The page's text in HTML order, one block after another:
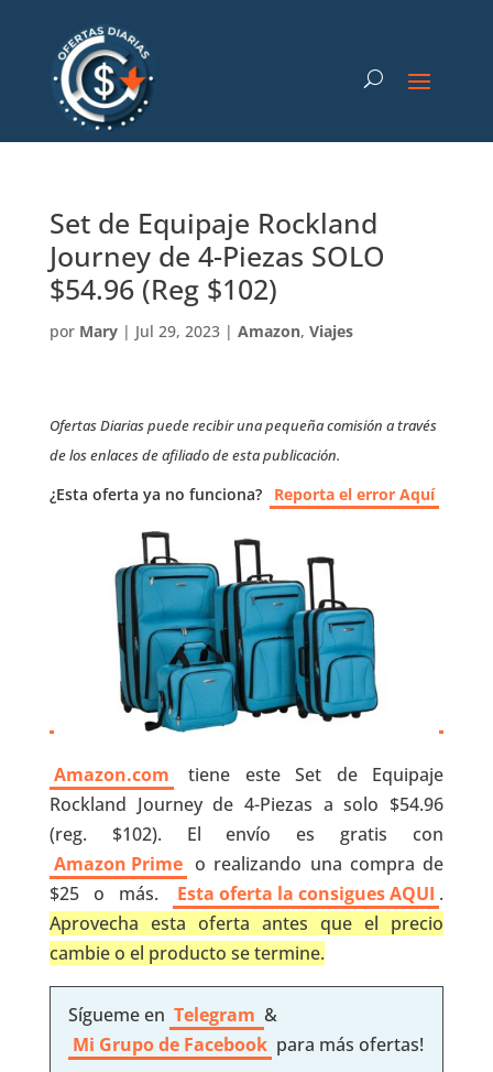
Set de Equipaje Rockland
Journey de 4-Piezas SOLO
$54.96 (Reg $102)
por Mary| Jul 29, 2023| Amazon, Viajes
Ofertas Diarias puede recibir una pequeña comisión a través
de los enlaces de afiliado de esta publicación.
¿Esta oferta ya no funciona? Reporta el error Aquí
Amazon.com
tiene este Set de Equipaje
Rockland Journey de 4-Piezas a solo $54.96
(reg. $102). El envío es gratis con
Amazon Prime o realizando una compra de
$25 o más.
Esta oferta la consigues AQUI .
Aprovecha esta oferta antes que el precio
cambie o el producto se termine.
Sígueme en Telegram &
Mi Grupo de Facebook para más ofertas!